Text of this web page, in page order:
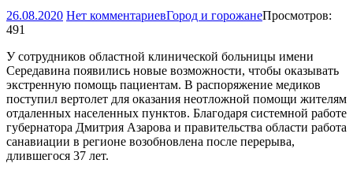
26.08.2020 Нет комментариевГород и горожанеПросмотров:
491
У сотрудников областной клинической больницы имени
Середавина появились новые возможности, чтобы оказывать
экстренную помощь пациентам. В распоряжение медиков
поступил вертолет для оказания неотложной помощи жителям
отдаленных населенных пунктов. Благодаря системной работе
губернатора Дмитрия Азарова и правительства области работа
санавиации в регионе возобновлена после перерыва,
длившегося 37 лет.